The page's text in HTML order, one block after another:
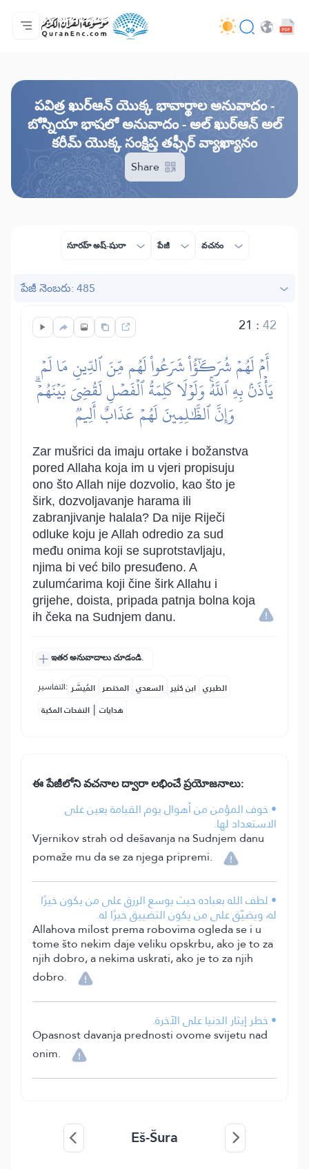
ప్రధాన పేజీ
అనువాదాల విషయసూచిక
Audio
డెవలపర్ల సేవలు - API
ప్రాజెక్ట్ గురించి
మమ్ముల్ని సంప్రదించండి
భాష
పవిత్ర ఖుర్ఆన్ యొక్క భావార్థాల అనువాదం -
బోస్నియా భాషలో అనువాదం - అల్ ఖుర్ఆన్ అల్
కరీమ్ యొక్క సంక్షిప్త తఫ్సీర్ వ్యాఖ్యానం
Share
సూరహ్ అష్-షురా పేజీ వచనం
పేజీ నెంబరు: 485
21 :42
أَمۡ لَهُمۡ شُرَكَٰٓؤُاْ شَرَعُواْ لَهُم مِّنَ ٱلدِّينِ مَا لَمۡ
يَأۡذَنۢ بِهِ ٱللَّهُۚ وَلَوۡلَا كَلِمَةُ ٱلۡفَصۡلِ لَقُضِيَ بَيۡنَهُمۡۗ
وَإِنَّ ٱلظَّٰلِمِينَ لَهُمۡ عَذَابٌ أَلِيمٞ
Zar mušrici da imaju ortake i božanstva
pored Allaha koja im u vjeri propisuju
ono što Allah nije dozvolio, kao što je
širk, dozvoljavanje harama ili
zabranjivanje halala? Da nije Riječi
odluke koju je Allah odredio za sud
među onima koji se suprotstavljaju,
njima bi već bilo presuđeno. A
zulumćarima koji čine širk Allahu i
grijehe, doista, pripada patnja bolna koja
ih čeka na Sudnjem danu.
ఇతర అనువాదాలు చూడండి.
التفاسير: المُيسَّر المختصر السعدي ابن كثير الطبري
النفحات المكية | هدايات
ఈ పేజీలోని వచనాల ద్వారా లభించే ప్రయోజనాలు:
• خوف المؤمن من أهوال يوم القيامة يعين على
الاستعداد لها.
Vjernikov strah od dešavanja na Sudnjem danu
pomaže mu da se za njega pripremi.
• لطف الله بعباده حيث يوسع الرزق على من يكون خيرًا
له، ويضيّق على من يكون التضييق خيرًا له.
Allahova milost prema robovima ogleda se i u
tome što nekim daje veliku opskrbu, ako je to za
njih dobro, a nekima uskrati, ako je to za njih
dobro.
• خطر إيثار الدنيا على الآخرة.
Opasnost davanja prednosti ovome svijetu nad
onim.
Eš-Šura